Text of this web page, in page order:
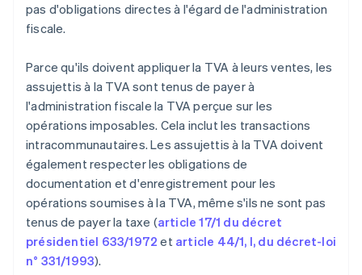
pas d'obligations directes à l'égard de l'administration
fiscale.
Parce qu'ils doivent appliquer la TVA à leurs ventes, les
assujettis à la TVA sont tenus de payer à
l'administration fiscale la TVA perçue sur les
opérations imposables. Cela inclut les transactions
intracommunautaires. Les assujettis à la TVA doivent
également respecter les obligations de
documentation et d'enregistrement pour les
opérations soumises à la TVA, même s'ils ne sont pas
tenus de payer la taxe (article 17/1 du décret
présidentiel 633/1972 et article 44/1, I, du décret-loi
n° 331/1993).